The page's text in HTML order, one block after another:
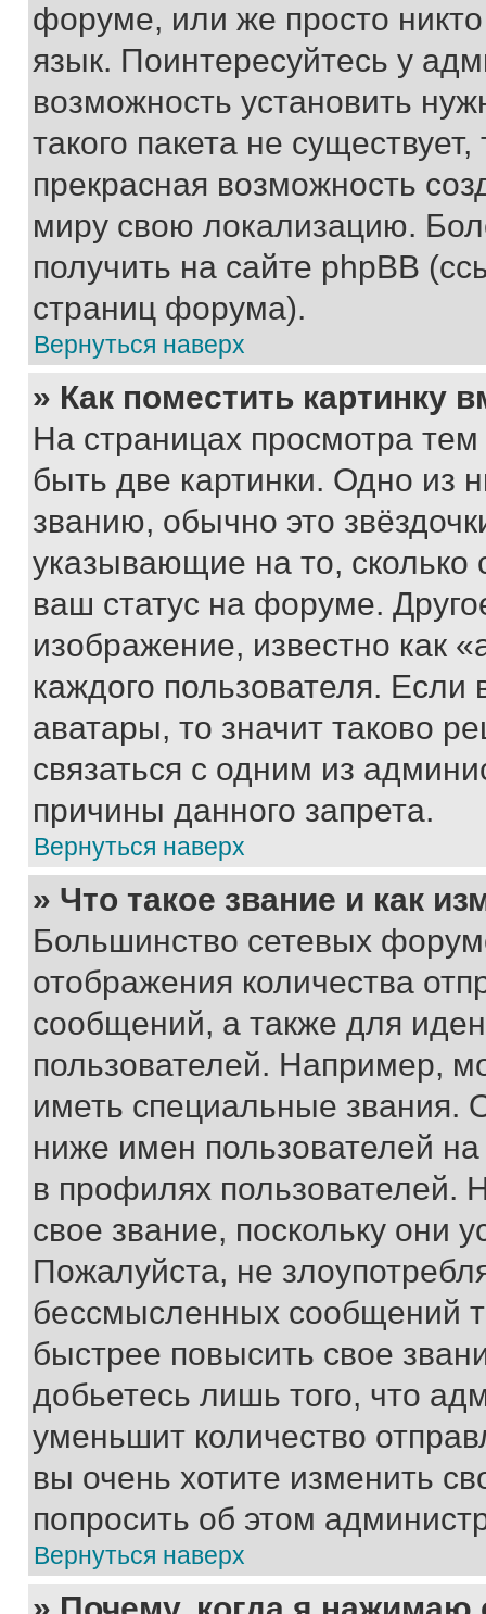
форуме, или же просто
язык. Поинтересуйтесь у
возможность установить
такого пакета не
прекрасная возможность
миру свою локализацию.
получить на сайте phpBB
страниц форума).
Вернуться наверх
» Как поместить картинку
На страницах просмотра
быть две картинки. Одно из
званию, обычно это
указывающие на то,
ваш статус на форуме.
изображение, известно как
каждого пользователя.
аватары, то значит таково
связаться с одним из
причины данного запрета.
Вернуться наверх
» Что такое звание и как
Большинство сетевых
отображения количества
сообщений, а также для
пользователей. Например,
иметь специальные звания.
ниже имен пользователей
в профилях
свое звание, поскольку они
Пожалуйста, не
бессмысленных сообщений
быстрее повысить свое
добьетесь лишь того, что
уменьшит количество
вы очень хотите изменить
попросить об этом
Вернуться наверх